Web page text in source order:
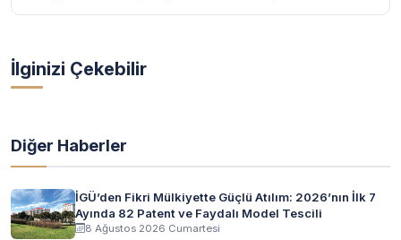
İlginizi Çekebilir
Diğer Haberler
İGÜ’den Fikri Mülkiyette Güçlü Atılım: 2026’nın İlk 7
Ayında 82 Patent ve Faydalı Model Tescili
8 Ağustos 2026 Cumartesi